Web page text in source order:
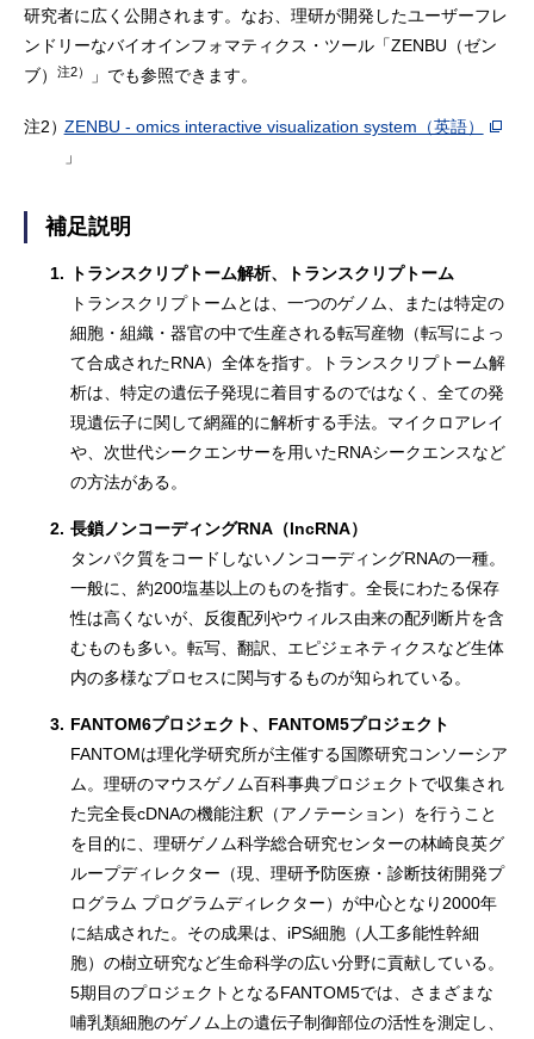
研究者に広く公開されます。なお、理研が開発したユーザーフレ
ンドリーなバイオインフォマティクス・ツール「ZENBU（ゼン
ブ）
注2） 」でも参照できます。
注2）ZENBU - omics interactive visualization system（英語）
」
補足説明
1.
トランスクリプトーム解析、トランスクリプトーム
トランスクリプトームとは、一つのゲノム、または特定の
細胞・組織・器官の中で生産される転写産物（転写によっ
て合成されたRNA）全体を指す。トランスクリプトーム解
析は、特定の遺伝子発現に着目するのではなく、全ての発
現遺伝子に関して網羅的に解析する手法。マイクロアレイ
や、次世代シークエンサーを用いたRNAシークエンスなど
の方法がある。
2. 長鎖ノンコーディングRNA（lncRNA）
タンパク質をコードしないノンコーディングRNAの一種。
一般に、約200塩基以上のものを指す。全長にわたる保存
性は高くないが、反復配列やウィルス由来の配列断片を含
むものも多い。転写、翻訳、エピジェネティクスなど生体
内の多様なプロセスに関与するものが知られている。
3. FANTOM6プロジェクト、FANTOM5プロジェクト
FANTOMは理化学研究所が主催する国際研究コンソーシア
ム。理研のマウスゲノム百科事典プロジェクトで収集され
た完全長cDNAの機能注釈（アノテーション）を行うこと
を目的に、理研ゲノム科学総合研究センターの林崎良英グ
ループディレクター（現、理研予防医療・診断技術開発プ
ログラム プログラムディレクター）が中心となり2000年
に結成された。その成果は、iPS細胞（人工多能性幹細
胞）の樹立研究など生命科学の広い分野に貢献している。
5期目のプロジェクトとなるFANTOM5では、さまざまな
哺乳類細胞のゲノム上の遺伝子制御部位の活性を測定し、